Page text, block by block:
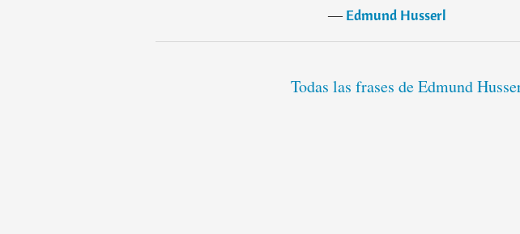
―Edmund Husserl
Todas las frases de Edmund